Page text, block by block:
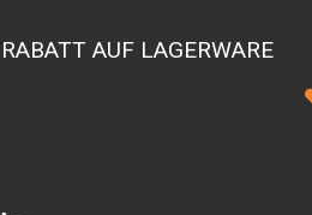
AUF LAGERWARE